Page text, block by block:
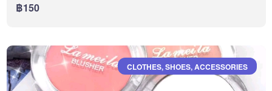
฿150
CLOTHES, SHOES, ACCESSORIES